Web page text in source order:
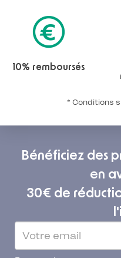
10% remboursés
* Conditions
Bénéficiez des
en
30€ de